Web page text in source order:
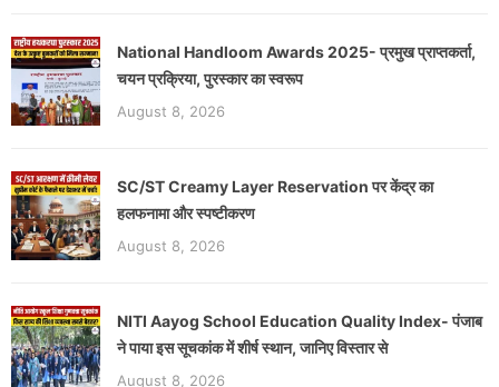
National Handloom Awards 2025- प्रमुख प्राप्तकर्ता,
चयन प्रक्रिया, पुरस्कार का स्वरूप
August 8, 2026
SC/ST Creamy Layer Reservation पर केंद्र का
हलफनामा और स्पष्टीकरण
August 8, 2026
NITI Aayog School Education Quality Index- पंजाब
ने पाया इस सूचकांक में शीर्ष स्थान, जानिए विस्तार से
August 8, 2026